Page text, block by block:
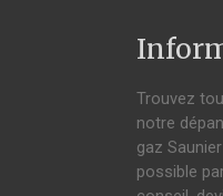
Trouvez
notre
gaz
possible